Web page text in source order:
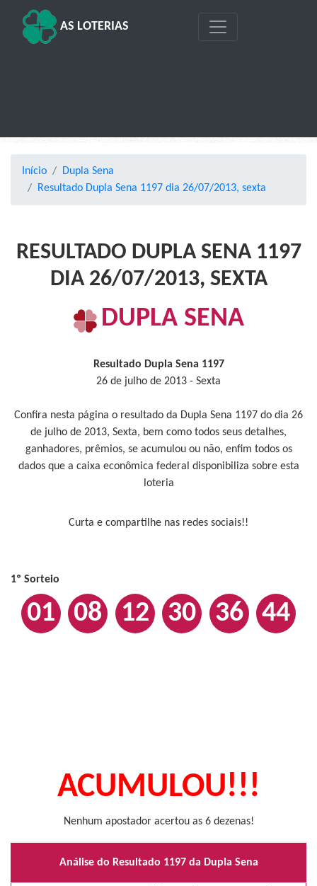
AS LOTERIAS
Início
Dupla Sena
Resultado Dupla Sena 1197 dia 26/07/2013, sexta
RESULTADO DUPLA SENA 1197
DIA 26/07/2013, SEXTA
DUPLA SENA
Resultado Dupla Sena 1197
26 de julho de 2013 - Sexta
Confira nesta página o resultado da Dupla Sena 1197 do dia 26
de julho de 2013, Sexta, bem como todos seus detalhes,
ganhadores, prêmios, se acumulou ou não, enfim todos os
dados que a caixa econômica federal disponibiliza sobre esta
loteria
Curta e compartilhe nas redes sociais!!
1º Sorteio
01 08 12 30 36 44
ACUMULOU!!!
Nenhum apostador acertou as 6 dezenas!
Análise do Resultado 1197 da Dupla Sena